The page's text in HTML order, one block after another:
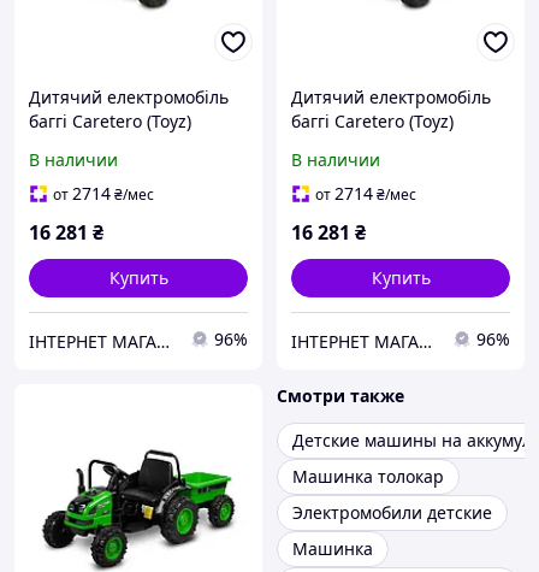
Дитячий електромобіль
баггі Caretero (Toyz)
В наличии
от2714₴/мес
16 281 ₴
Купить
ІНТЕРНЕТ МАГАЗИН ДИТЯЧИХ ТОВАРІВ AGNES SHOP 96%
Дитячий електромобіль
баггі Caretero (Toyz)
В наличии
от2714₴/мес
16 281 ₴
Купить
ІНТЕРНЕТ МАГАЗИН ДИТЯЧИХ ТОВАРІВ AGNES SHOP 96%
Смотри также
Детские машины на
Машинка толокар
Электромобили детские
Машинка